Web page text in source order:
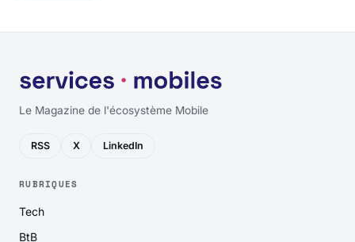
Le Magazine de l'écosystème Mobile
RSS X LinkedIn
RUBRIQUES
Tech
BtB